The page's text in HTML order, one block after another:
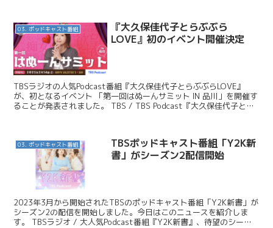
03. ポッドキャスト番組
『大久保佳代子とらぶぶら
LOVE』初のイベント開催決定
TBSラジオの人気Podcast番組『大久保佳代子とらぶぶらLOVE』
が、初となるイベント 「第一回はぬーんサミット IN 品川」を開催す
ることが発表されました。 TBS / TBS Podcast『大久保佳代子とら
03. ポッドキャスト番組
TBSポッドキャスト番組「Y2K新
書」がシーズン2配信開始
2023年3月から開始されたTBSのポッドキャスト番組「Y2K新書」が
シーズン2の配信を開始しました。今日はこのニュースを紹介しま
す。 TBSラジオ / 大人気Podcast番組『Y2K新書』、待望のシーズ